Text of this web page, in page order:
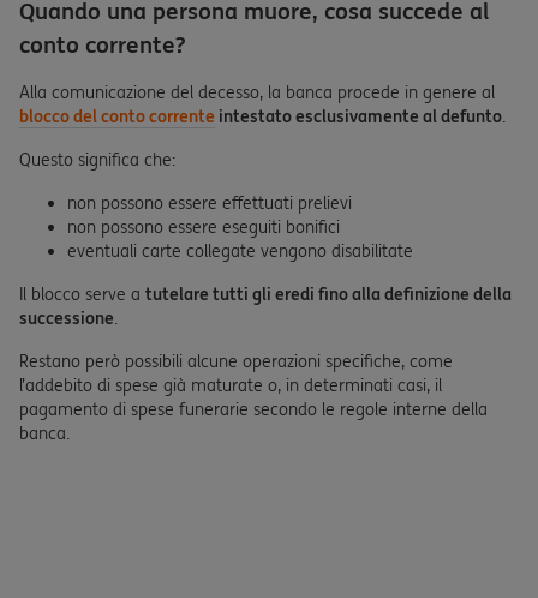
Quando una persona muore, cosa succede al
conto corrente?
Alla comunicazione del decesso, la banca procede in genere al
blocco del conto corrente intestato esclusivamente al defunto.
Questo significa che:
non possono essere effettuati prelievi
non possono essere eseguiti bonifici
eventuali carte collegate vengono disabilitate
Il blocco serve a tutelare tutti gli eredi fino alla definizione della
successione.
Restano però possibili alcune operazioni specifiche, come
l’addebito di spese già maturate o, in determinati casi, il
pagamento di spese funerarie secondo le regole interne della
banca.